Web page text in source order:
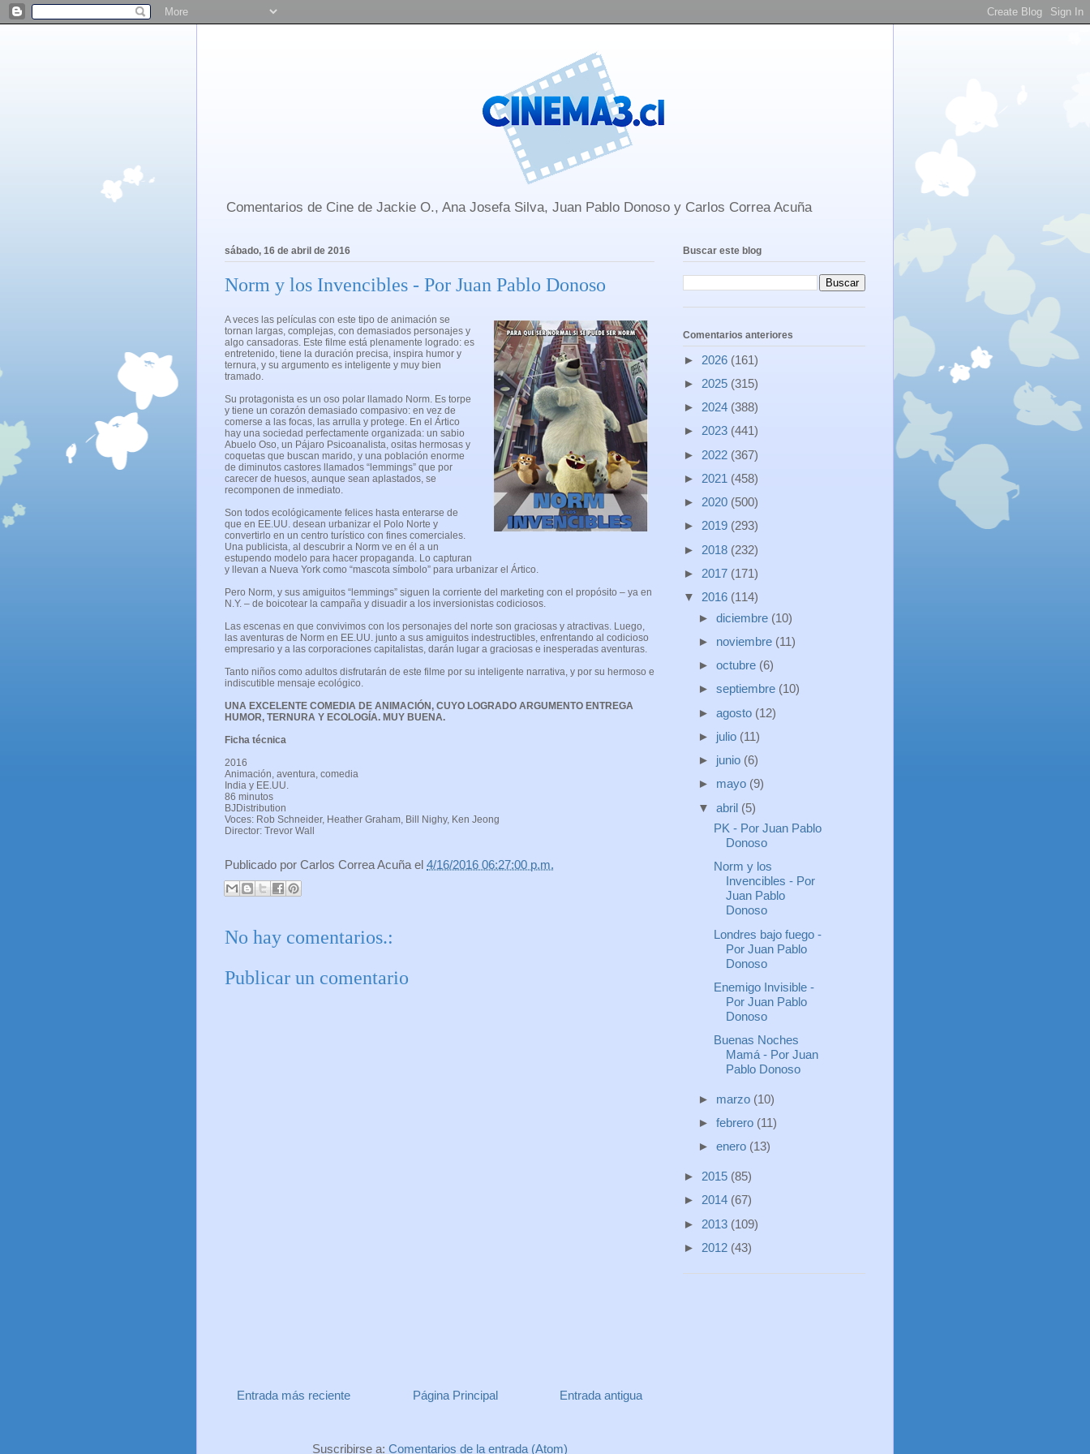
Comentarios de Cine de Jackie O., Ana Josefa Silva, Juan Pablo Donoso y Carlos Correa Acuña
sábado, 16 de abril de 2016
Norm y los Invencibles - Por Juan Pablo Donoso
A veces las películas con este tipo de animación se
tornan largas, complejas, con demasiados personajes y
algo cansadoras. Este filme está plenamente logrado: es
entretenido, tiene la duración precisa, inspira humor y
ternura, y su argumento es inteligente y muy bien
tramado.
Su protagonista es un oso polar llamado Norm. Es torpe
y tiene un corazón demasiado compasivo: en vez de
comerse a las focas, las arrulla y protege. En el Ártico
hay una sociedad perfectamente organizada: un sabio
Abuelo Oso, un Pájaro Psicoanalista, ositas hermosas y
coquetas que buscan marido, y una población enorme
de diminutos castores llamados “lemmings” que por
carecer de huesos, aunque sean aplastados, se
recomponen de inmediato.
Son todos ecológicamente felices hasta enterarse de
que en EE.UU. desean urbanizar el Polo Norte y
convertirlo en un centro turístico con fines comerciales.
Una publicista, al descubrir a Norm ve en él a un
estupendo modelo para hacer propaganda. Lo capturan
y llevan a Nueva York como “mascota símbolo” para urbanizar el Ártico.
Pero Norm, y sus amiguitos “lemmings” siguen la corriente del marketing con el propósito – ya en
N.Y. – de boicotear la campaña y disuadir a los inversionistas codiciosos.
Las escenas en que convivimos con los personajes del norte son graciosas y atractivas. Luego,
las aventuras de Norm en EE.UU. junto a sus amiguitos indestructibles, enfrentando al codicioso
empresario y a las corporaciones capitalistas, darán lugar a graciosas e inesperadas aventuras.
Tanto niños como adultos disfrutarán de este filme por su inteligente narrativa, y por su hermoso e
indiscutible mensaje ecológico.
UNA EXCELENTE COMEDIA DE ANIMACIÓN, CUYO LOGRADO ARGUMENTO ENTREGA
HUMOR, TERNURA Y ECOLOGÍA. MUY BUENA.
Ficha técnica
2016
Animación, aventura, comedia
India y EE.UU.
86 minutos
BJDistribution
Voces: Rob Schneider, Heather Graham, Bill Nighy, Ken Jeong
Director: Trevor Wall
Publicado por Carlos Correa Acuña el 4/16/2016 06:27:00 p.m.
No hay comentarios.:
Publicar un comentario
Entrada más reciente Entrada antigua
Página Principal
Suscribirse a: Comentarios de la entrada (Atom)
Buscar este blog
Comentarios anteriores
► 2026 (161)
► 2025 (315)
► 2024 (388)
► 2023 (441)
► 2022 (367)
► 2021 (458)
► 2020 (500)
► 2019 (293)
► 2018 (232)
► 2017 (171)
▼ 2016 (114)
► diciembre (10)
► noviembre (11)
► octubre (6)
► septiembre (10)
► agosto (12)
► julio (11)
► junio (6)
► mayo (9)
▼ abril (5)
PK - Por Juan Pablo
Donoso
Norm y los
Invencibles - Por
Juan Pablo
Donoso
Londres bajo fuego -
Por Juan Pablo
Donoso
Enemigo Invisible -
Por Juan Pablo
Donoso
Buenas Noches
Mamá - Por Juan
Pablo Donoso
► marzo (10)
► febrero (11)
► enero (13)
► 2015 (85)
► 2014 (67)
► 2013 (109)
► 2012 (43)